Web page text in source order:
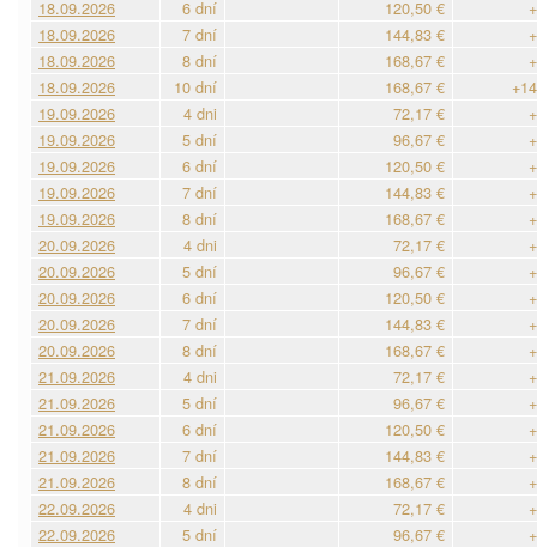
18.09.2026 6 dní 120,50 €
18.09.2026
7 dní 144,83 €
18.09.2026
8 dní 168,67 €
18.09.2026
10 dní 168,67 €
19.09.2026
4 dni 72,17 €
19.09.2026
5 dní 96,67 €
19.09.2026
6 dní 120,50 €
19.09.2026
7 dní 144,83 €
19.09.2026
8 dní 168,67 €
20.09.2026
4 dni 72,17 €
20.09.2026
5 dní 96,67 €
20.09.2026
6 dní 120,50 €
20.09.2026
7 dní 144,83 €
20.09.2026
8 dní 168,67 €
21.09.2026
4 dni 72,17 €
21.09.2026
5 dní 96,67 €
21.09.2026
6 dní 120,50 €
21.09.2026
7 dní 144,83 €
21.09.2026
8 dní 168,67 €
22.09.2026
4 dni 72,17 €
22.09.2026
5 dní 96,67 €